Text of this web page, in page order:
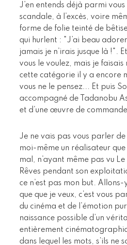
J’en entends déjà parmi
scandale, à l’excès, voire
forme de folie teinté de
qui hurlent : "J’ai beau
jamais je n’irais jusque là !".
vous le voulez, mais je
cette catégorie il y a encore
vous ne le pensez... Et puis
accompagné de Tadanobu
et d’une œuvre de
Je ne vais pas vous parler de
moi-même un réalisateur
mal, n’ayant même pas vu
Rêves pendant son
ce n’est pas mon but.
que que je veux, c’est vous
du cinéma et de l’émotion
naissance possible d’un
entièrement
dans lequel les mots, s’ils ne